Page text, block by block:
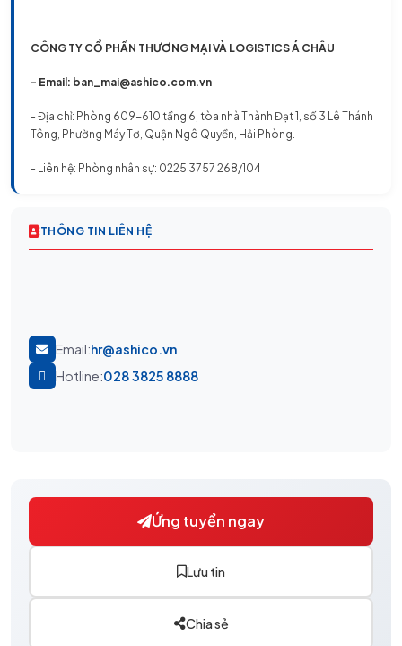
CÔNG TY CỔ PHẦN THƯƠNG MẠI VÀ LOGISTICS Á CHÂU
- Email: ban_mai@ashico.com.vn
- Địa chỉ: Phòng 609-610 tầng 6, tòa nhà Thành Đạt 1, số 3 Lê Thánh
Tông, Phường Máy Tơ, Quận Ngô Quyền, Hải Phòng.
- Liên hệ: Phòng nhân sự: 0225 3757 268/104
THÔNG TIN LIÊN HỆ
Email:hr@ashico.vn
Hotline:028 3825 8888
Ứng tuyển ngay
Lưu tin
Chia sẻ